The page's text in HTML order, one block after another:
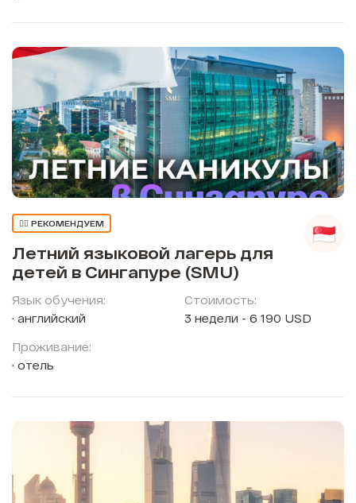
👍🏼 РЕКОМЕНДУЕМ
Летний языковой лагерь для
детей в Сингапуре (SMU)
Язык обучения:
английский
Проживание:
отель
Стоимость:
3 недели - 6 190 USD